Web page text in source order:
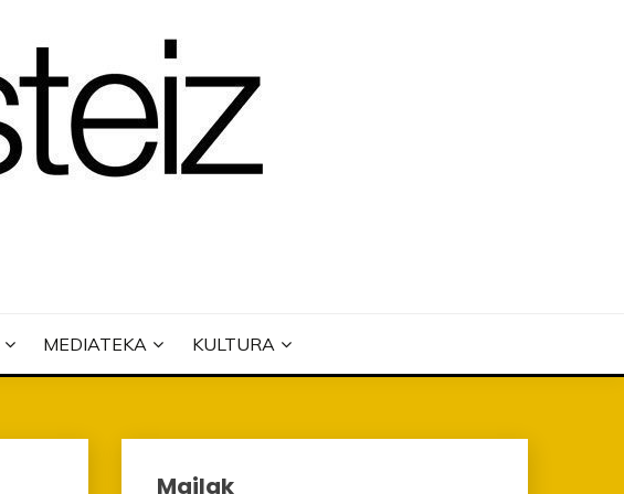
MEDIATEKA KULTURA
Mailak